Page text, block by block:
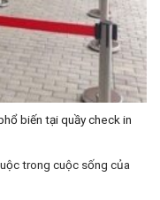
biến tại quầy check in
trong cuộc sống của